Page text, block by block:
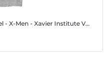
Men - Xavier Institute Varsity Shirt - Pánske Tričko